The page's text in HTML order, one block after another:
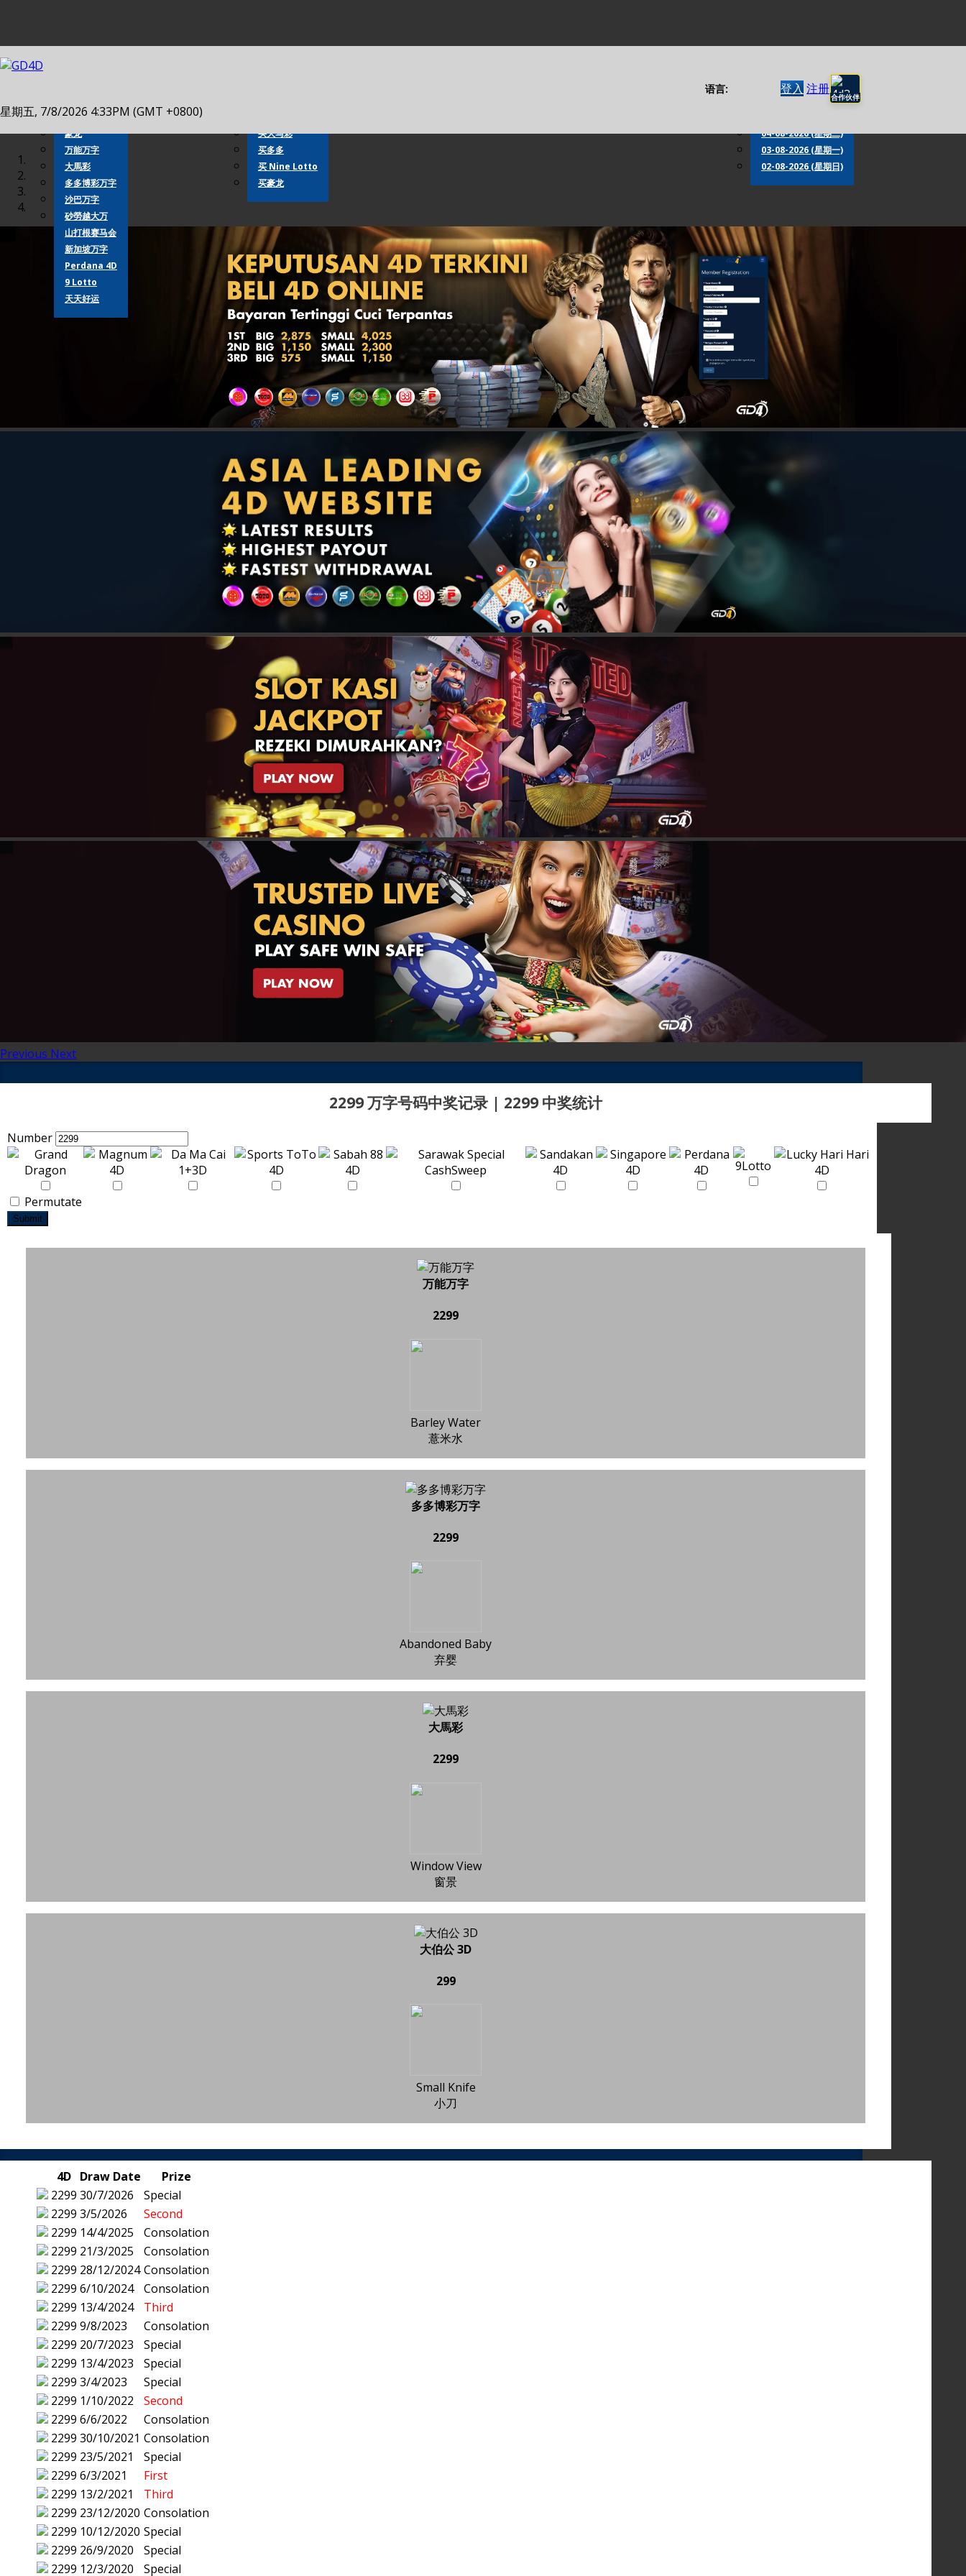
语言: 登入注册
合作伙伴
星期五, 7/8/2026 4:33PM (GMT +0800)
豪龙
豪龙
万能万字
大馬彩
多多博彩万字
沙巴万字
砂勞越大万
山打根赛马会
新加坡万字
Perdana 4D
9 Lotto
天天好运
买大马彩
买多多
买 Nine Lotto
买豪龙
06-08-2026 (星期四)
04-08-2026 (星期二)
03-08-2026 (星期一)
02-08-2026 (星期日)
Previous Next
2299 万字号码中奖记录 | 2299 中奖统计
Number
Permutate
Submit
万能万字
2299
Barley Water
薏米水
多多博彩万字
2299
Abandoned Baby
弃婴
大馬彩
2299
Window View
窗景
大伯公 3D
299
Small Knife
小刀
4D Draw Date
Prize
2299 30/7/2026
Special
2299 3/5/2026
Second
2299 14/4/2025
Consolation
2299 21/3/2025
Consolation
2299 28/12/2024 Consolation
2299 6/10/2024
Consolation
2299 13/4/2024
Third
2299 9/8/2023
Consolation
2299 20/7/2023
Special
2299 13/4/2023
Special
2299 3/4/2023
Special
2299 1/10/2022
Second
2299 6/6/2022
Consolation
2299 30/10/2021 Consolation
2299 23/5/2021
Special
2299 6/3/2021
First
2299 13/2/2021
Third
2299 23/12/2020 Consolation
2299 10/12/2020 Special
2299 26/9/2020
Special
2299 12/3/2020 Special